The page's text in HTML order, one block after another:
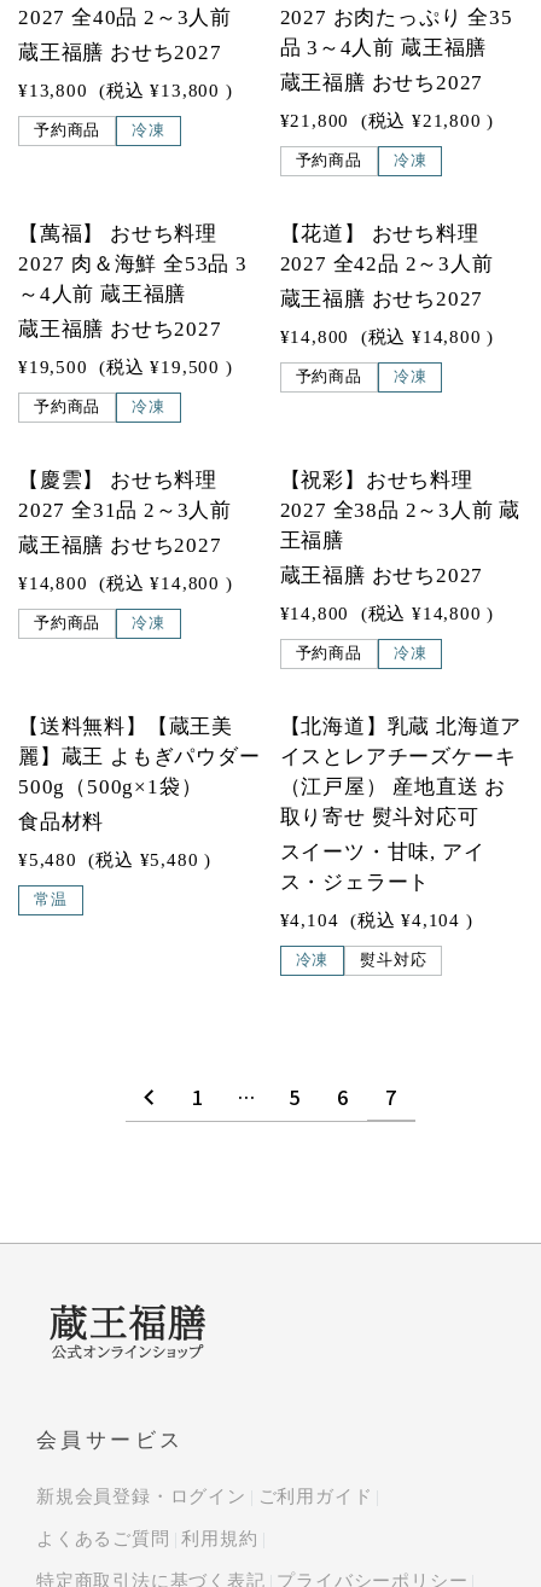
2027 全40品 2～3人前
蔵王福膳 おせち2027
¥13,800 (税込 ¥13,800 )
予約商品 冷凍
2027 お肉たっぷり 全35
品 3～4人前 蔵王福膳
蔵王福膳 おせち2027
¥21,800 (税込 ¥21,800 )
予約商品 冷凍
【萬福】 おせち料理
2027 肉＆海鮮 全53品 3
～4人前 蔵王福膳
蔵王福膳 おせち2027
¥19,500 (税込 ¥19,500 )
予約商品 冷凍
【花道】 おせち料理
2027 全42品 2～3人前
蔵王福膳 おせち2027
¥14,800 (税込 ¥14,800 )
予約商品 冷凍
【慶雲】 おせち料理
2027 全31品 2～3人前
蔵王福膳 おせち2027
¥14,800 (税込 ¥14,800 )
予約商品 冷凍
【祝彩】おせち料理
2027 全38品 2～3人前 蔵
王福膳
蔵王福膳 おせち2027
¥14,800 (税込 ¥14,800 )
予約商品 冷凍
SOLD OUT
【送料無料】【蔵王美
麗】蔵王 よもぎパウダー
500g（500g×1袋）
食品材料
¥5,480 (税込 ¥5,480 )
常温
【北海道】乳蔵 北海道ア
イスとレアチーズケーキ
（江戸屋） 産地直送 お
取り寄せ 熨斗対応可
スイーツ・甘味, アイ
ス・ジェラート
¥4,104 (税込 ¥4,104 )
冷凍 熨斗対応
1 … 5 6 7
会員サービス
新規会員登録・ログイン ご利用ガイド
よくあるご質問 利用規約
特定商取引法に基づく表記 プライバシーポリシー